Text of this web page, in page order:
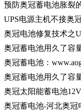
预防奥冠蓄电池胀裂
UPS电源主机不接奥
奥冠电池修复技术之
奥冠蓄电池用久了容
奥冠蓄电池：
奥冠蓄电池用久了容
奥冠太阳能蓄电池
奥冠蓄电池-河北奥冠